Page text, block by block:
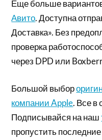
Еще больше
Авито. Доступна
Доставка». Без
проверка
через DPD или
Большой выбор
компании Apple. Все в
Подписывайся на наш
пропустить